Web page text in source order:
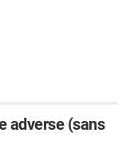
adverse (sans